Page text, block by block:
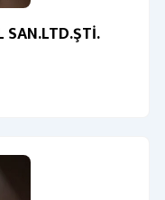
SAN.LTD.ŞTİ.